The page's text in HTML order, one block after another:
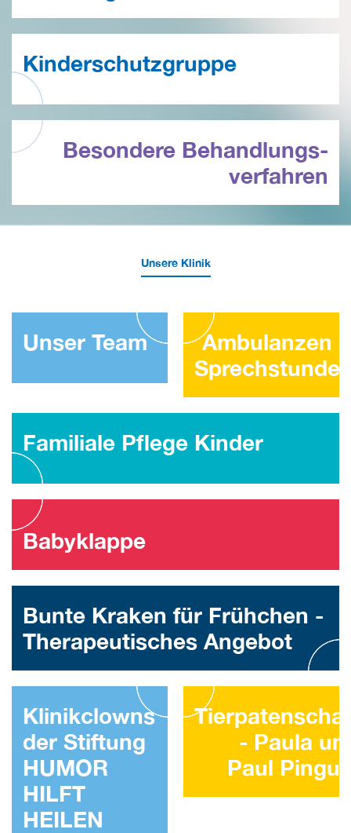
Kinderschutzgruppe
Besondere Behandlungs­
verfahren
Unsere Klinik
Unser Team
Ambulanzen
Familiale Pflege Kinder
Babyklappe
Bunte Kraken für Frühchen -
Therapeutisches Angebot
Klinikclowns
der Stiftung
HUMOR
HILFT
HEILEN
- Paula
Paul